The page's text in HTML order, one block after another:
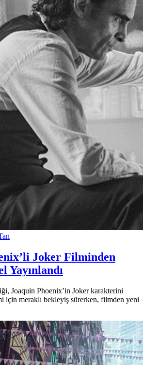
Joker Filminden
Yayınlandı
Joaquin Phoenix’in Joker karakterini
için meraklı bekleyiş sürerken, filmden yeni